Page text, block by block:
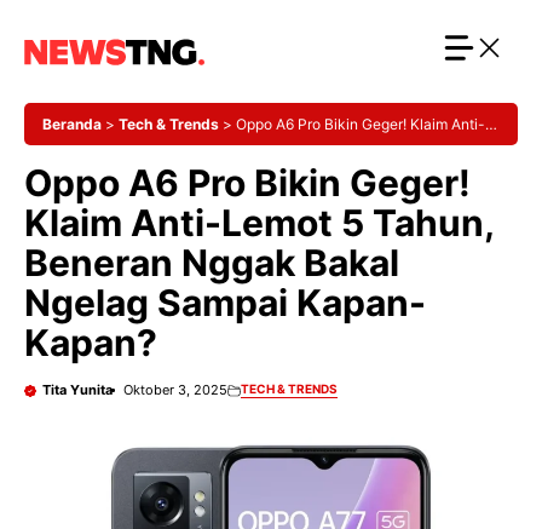
Beranda > Tech & Trends > Oppo A6 Pro Bikin Geger! Klaim Anti-
Kapan?
Oppo A6 Pro Bikin Geger!
Klaim Anti-Lemot 5 Tahun,
Beneran Nggak Bakal
Ngelag Sampai Kapan-
Kapan?
Tita Yunita Oktober 3, 2025 TECH & TRENDS